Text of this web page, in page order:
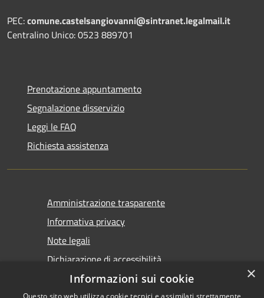
PEC:comune.castelsangiovanni@sintranet.legalmail.it
Centralino Unico: 0523 889701
Prenotazione appuntamento
Segnalazione disservizio
Leggi le FAQ
Richiesta assistenza
Amministrazione trasparente
Informativa privacy
Note legali
Dichiarazione di accessibilità
×
Informazioni sui cookie
Questo sito web utilizza cookie tecnici e assimilati strettamente